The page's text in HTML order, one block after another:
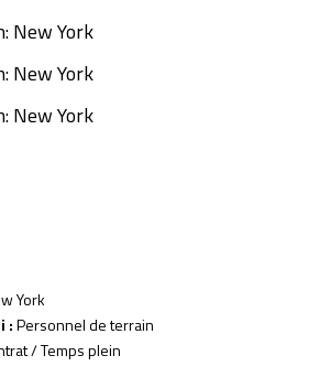
New York
New York
New York
York
:Personnel de terrain
/ Temps plein